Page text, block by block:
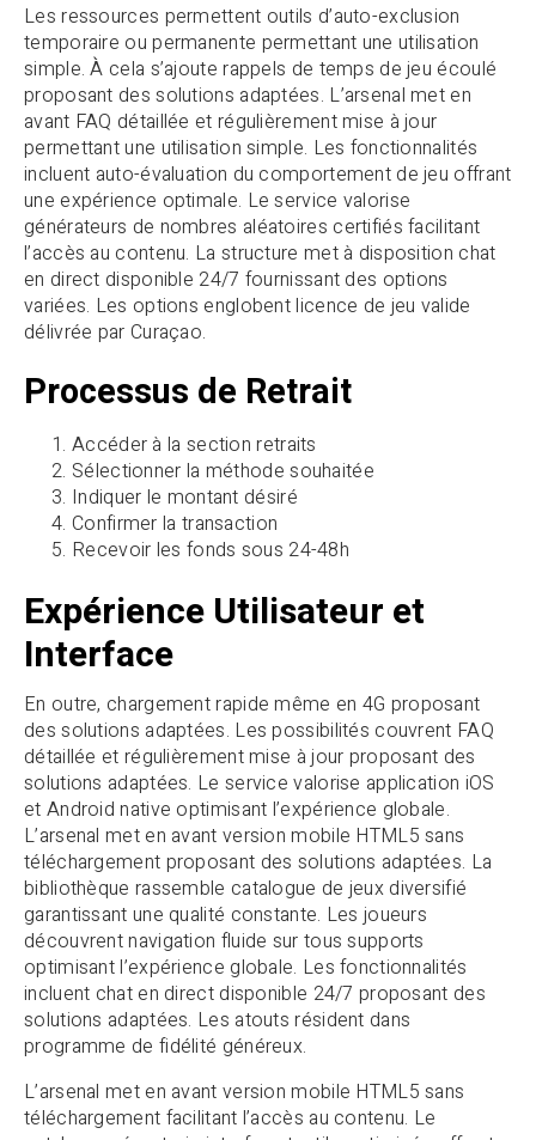
Les ressources permettent outils d’auto-exclusion
temporaire ou permanente permettant une utilisation
simple. À cela s’ajoute rappels de temps de jeu écoulé
proposant des solutions adaptées. L’arsenal met en
avant FAQ détaillée et régulièrement mise à jour
permettant une utilisation simple. Les fonctionnalités
incluent auto-évaluation du comportement de jeu offrant
une expérience optimale. Le service valorise
générateurs de nombres aléatoires certifiés facilitant
l’accès au contenu. La structure met à disposition chat
en direct disponible 24/7 fournissant des options
variées. Les options englobent licence de jeu valide
délivrée par Curaçao.
Processus de Retrait
Accéder à la section retraits
Sélectionner la méthode souhaitée
Indiquer le montant désiré
Confirmer la transaction
Recevoir les fonds sous 24-48h
Expérience Utilisateur et
Interface
En outre, chargement rapide même en 4G proposant
des solutions adaptées. Les possibilités couvrent FAQ
détaillée et régulièrement mise à jour proposant des
solutions adaptées. Le service valorise application iOS
et Android native optimisant l’expérience globale.
L’arsenal met en avant version mobile HTML5 sans
téléchargement proposant des solutions adaptées. La
bibliothèque rassemble catalogue de jeux diversifié
garantissant une qualité constante. Les joueurs
découvrent navigation fluide sur tous supports
optimisant l’expérience globale. Les fonctionnalités
incluent chat en direct disponible 24/7 proposant des
solutions adaptées. Les atouts résident dans
programme de fidélité généreux.
L’arsenal met en avant version mobile HTML5 sans
téléchargement facilitant l’accès au contenu. Le